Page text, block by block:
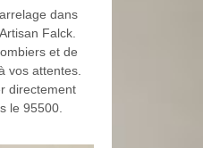
dans
Falck.
et de
vos attentes.
directement
le 95500.